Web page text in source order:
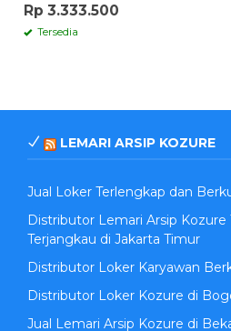
Rp 3.333.500
Tersedia
LEMARI ARSIP KOZURE
Jual Loker Terlengkap dan
Distributor Lemari Arsip Kozure
Terjangkau di Jakarta Timur
Distributor Loker Karyawan
Distributor Loker Kozure di
Jual Lemari Arsip Kozure di